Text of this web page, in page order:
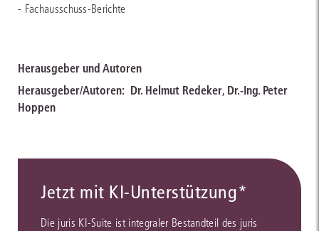
- Fachausschuss-Berichte
Herausgeber und Autoren
Herausgeber/Autoren: Dr. Helmut Redeker, Dr.-Ing. Peter
Hoppen
Jetzt mit KI-Unterstützung*
Die juris KI-Suite ist integraler Bestandteil des juris